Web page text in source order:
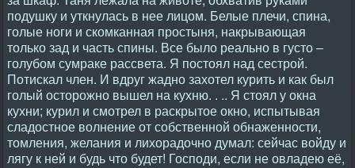
подушку и уткнулась в нее лицом. Белые плечи, спина,
голые ноги и скомканная простыня, накрывающая
только зад и часть спины. Все было реально в густо –
голубом сумраке рассвета. Я постоял над сестрой.
Потискал член. И вдруг жадно захотел курить и как был
голый осторожно вышел на кухню. . .. Я стоял у окна
кухни; курил и смотрел в раскрытое окно, испытывая
сладостное волнение от собственной обнаженности,
томления, желания и лихорадочно думал: сейчас войду и
лягу к ней и будь что будет! Господи, если не овладею её,